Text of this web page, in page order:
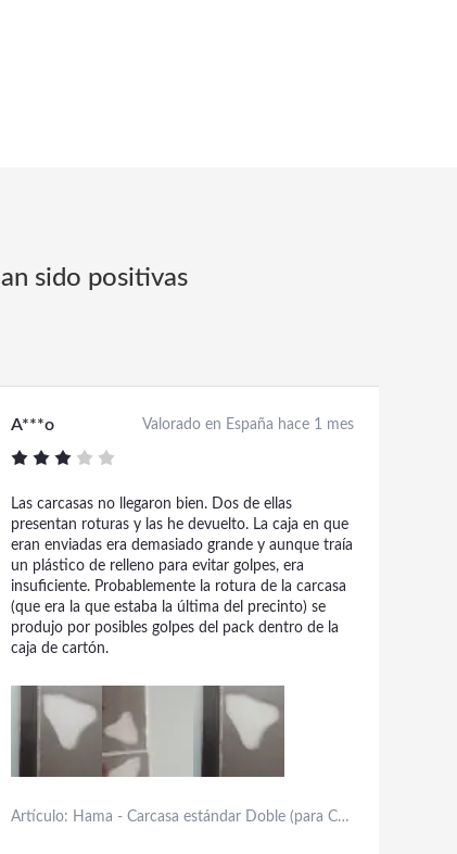
sido positivas
A***o Valorado en España hace 1 mes
Las carcasas no llegaron bien. Dos de ellas
presentan roturas y las he devuelto. La caja en que
eran enviadas era demasiado grande y aunque traía
un plástico de relleno para evitar golpes, era
insuficiente. Probablemente la rotura de la carcasa
(que era la que estaba la última del precinto) se
produjo por posibles golpes del pack dentro de la
caja de cartón.
Artículo: Hama - Carcasa estándar Doble (para CD y Discos BLU-Ray, Funda Protectora para CD, Paquete de 5), Color Negro y Transparente